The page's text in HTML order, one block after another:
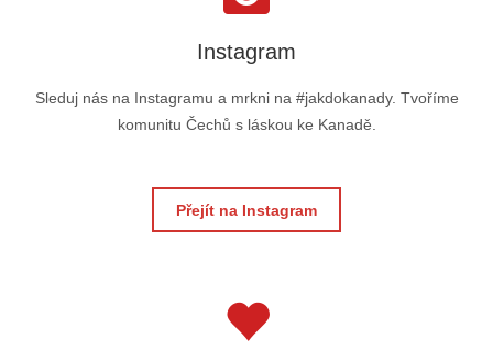
Instagram
Sleduj nás na Instagramu a mrkni na #jakdokanady. Tvoříme
komunitu Čechů s láskou ke Kanadě.
Přejít na Instagram